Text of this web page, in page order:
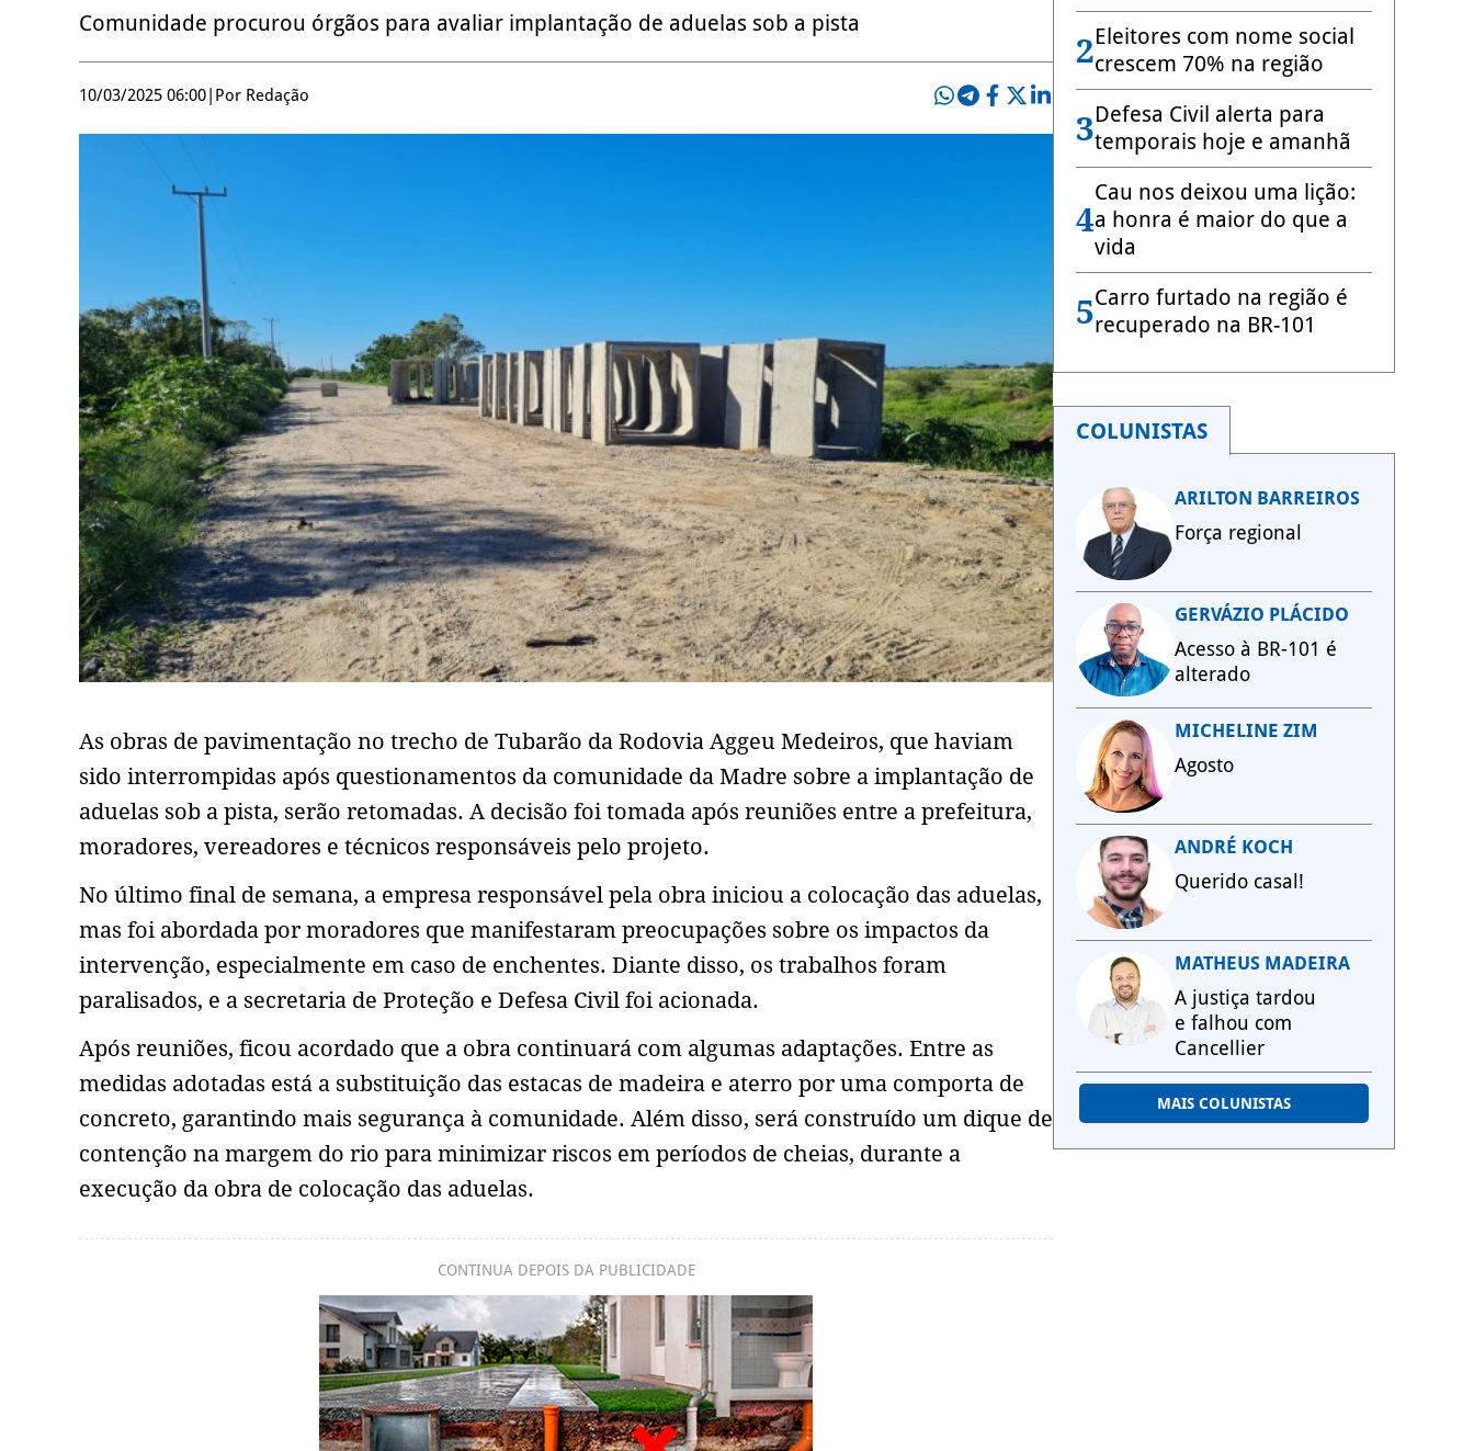
Comunidade procurou órgãos para avaliar implantação de aduelas sob a pista
10/03/2025 06:00 Por Redação
As obras de pavimentação no trecho de Tubarão da Rodovia Aggeu Medeiros, que haviam
sido interrompidas após questionamentos da comunidade da Madre sobre a implantação de
aduelas sob a pista, serão retomadas. A decisão foi tomada após reuniões entre a prefeitura,
moradores, vereadores e técnicos responsáveis pelo projeto.
No último final de semana, a empresa responsável pela obra iniciou a colocação das aduelas,
mas foi abordada por moradores que manifestaram preocupações sobre os impactos da
intervenção, especialmente em caso de enchentes. Diante disso, os trabalhos foram
paralisados, e a secretaria de Proteção e Defesa Civil foi acionada.
Após reuniões, ficou acordado que a obra continuará com algumas adaptações. Entre as
medidas adotadas está a substituição das estacas de madeira e aterro por uma comporta de
concreto, garantindo mais segurança à comunidade. Além disso, será construído um dique de
contenção na margem do rio para minimizar riscos em períodos de cheias, durante a
execução da obra de colocação das aduelas.
CONTINUA DEPOIS DA PUBLICIDADE
2Eleitores com nome social
crescem 70% na região
3Defesa Civil alerta para
temporais hoje e amanhã
4
Cau nos deixou uma lição:
a honra é maior do que a
vida
5Carro furtado na região é
recuperado na BR-101
COLUNISTAS
ARILTON BARREIROS
Força regional
GERVÁZIO PLÁCIDO
Acesso à BR-101 é
alterado
MICHELINE ZIM
Agosto
ANDRÉ KOCH
Querido casal!
MATHEUS MADEIRA
A justiça tardou
e falhou com
Cancellier
MAIS COLUNISTAS